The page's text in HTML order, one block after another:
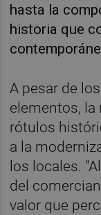
hasta la
historia que
A pesar de
elementos, la
rótulos
a la
los locales.
del
valor que